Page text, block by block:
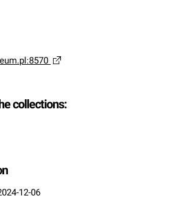
collections:
12-06